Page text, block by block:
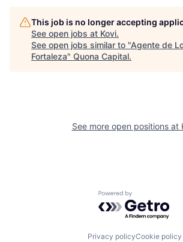
This job is no longer accepting
See open jobs at Kovi.
See open jobs similar to "Agente de
Fortaleza" Quona Capital.
See more open positions at
Powered by
Privacy policyCookie policy